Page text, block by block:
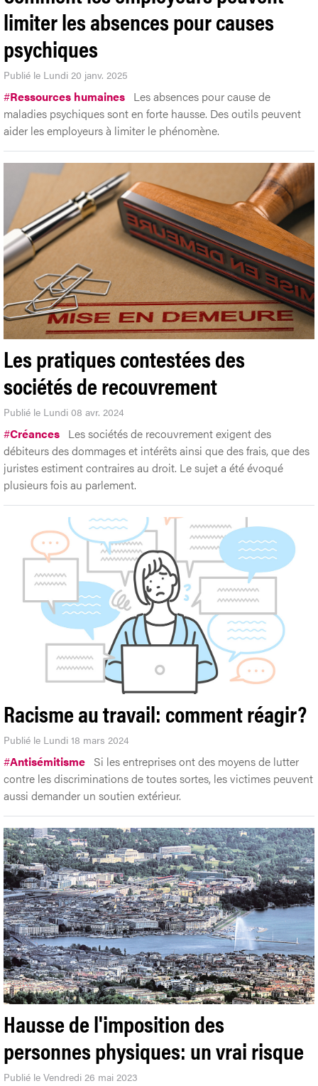
limiter les absences pour causes
psychiques
Publié le Lundi 20 janv. 2025
#Ressources humaines Les absences pour cause de
maladies psychiques sont en forte hausse. Des outils peuvent
aider les employeurs à limiter le phénomène.
Les pratiques contestées des
sociétés de recouvrement
Publié le Lundi 08 avr. 2024
#Créances Les sociétés de recouvrement exigent des
débiteurs des dommages et intérêts ainsi que des frais, que des
juristes estiment contraires au droit. Le sujet a été évoqué
plusieurs fois au parlement.
Racisme au travail: comment réagir?
Publié le Lundi 18 mars 2024
#Antisémitisme Si les entreprises ont des moyens de lutter
contre les discriminations de toutes sortes, les victimes peuvent
aussi demander un soutien extérieur.
Hausse de l'imposition des
personnes physiques: un vrai risque
Publié le Vendredi 26 mai 2023